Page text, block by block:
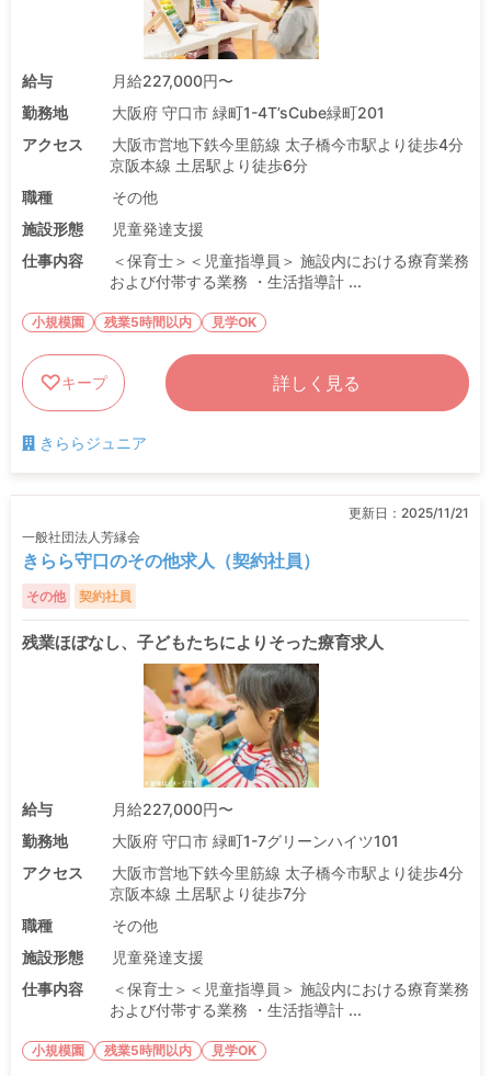
給与
月給227,000円〜
勤務地
大阪府 守口市 緑町1-4T’sCube緑町201
アクセス
大阪市営地下鉄今里筋線 太子橋今市駅より徒歩4分
京阪本線 土居駅より徒歩6分
職種
その他
施設形態
児童発達支援
仕事内容
＜保育士＞＜児童指導員＞ 施設内における療育業務
および付帯する業務 ・生活指導計 ...
小規模園 残業5時間以内 見学OK
キープ 詳しく見る
きららジュニア
更新日： 2025/11/21
一般社団法人芳縁会
きらら守口のその他求人（契約社員）
その他 契約社員
残業ほぼなし、子どもたちによりそった療育求人
給与
月給227,000円〜
勤務地
大阪府 守口市 緑町1-7グリーンハイツ101
アクセス
大阪市営地下鉄今里筋線 太子橋今市駅より徒歩4分
京阪本線 土居駅より徒歩7分
職種
その他
施設形態
児童発達支援
仕事内容
＜保育士＞＜児童指導員＞ 施設内における療育業務
および付帯する業務 ・生活指導計 ...
小規模園 残業5時間以内 見学OK